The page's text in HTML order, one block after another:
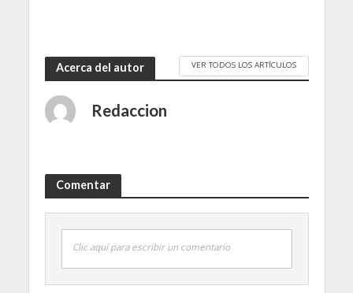
Acerca del autor VER TODOS LOS ARTÍCULOS
Redaccion
Comentar
Clic aquí para escribir un comentario